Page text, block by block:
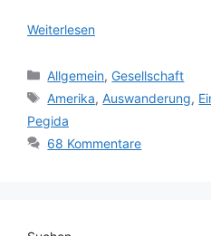
Weiterlesen
Kategorien
Allgemein,Gesellschaft
Schlagwörter
Amerika,Auswanderung,
Pegida
68 Kommentare